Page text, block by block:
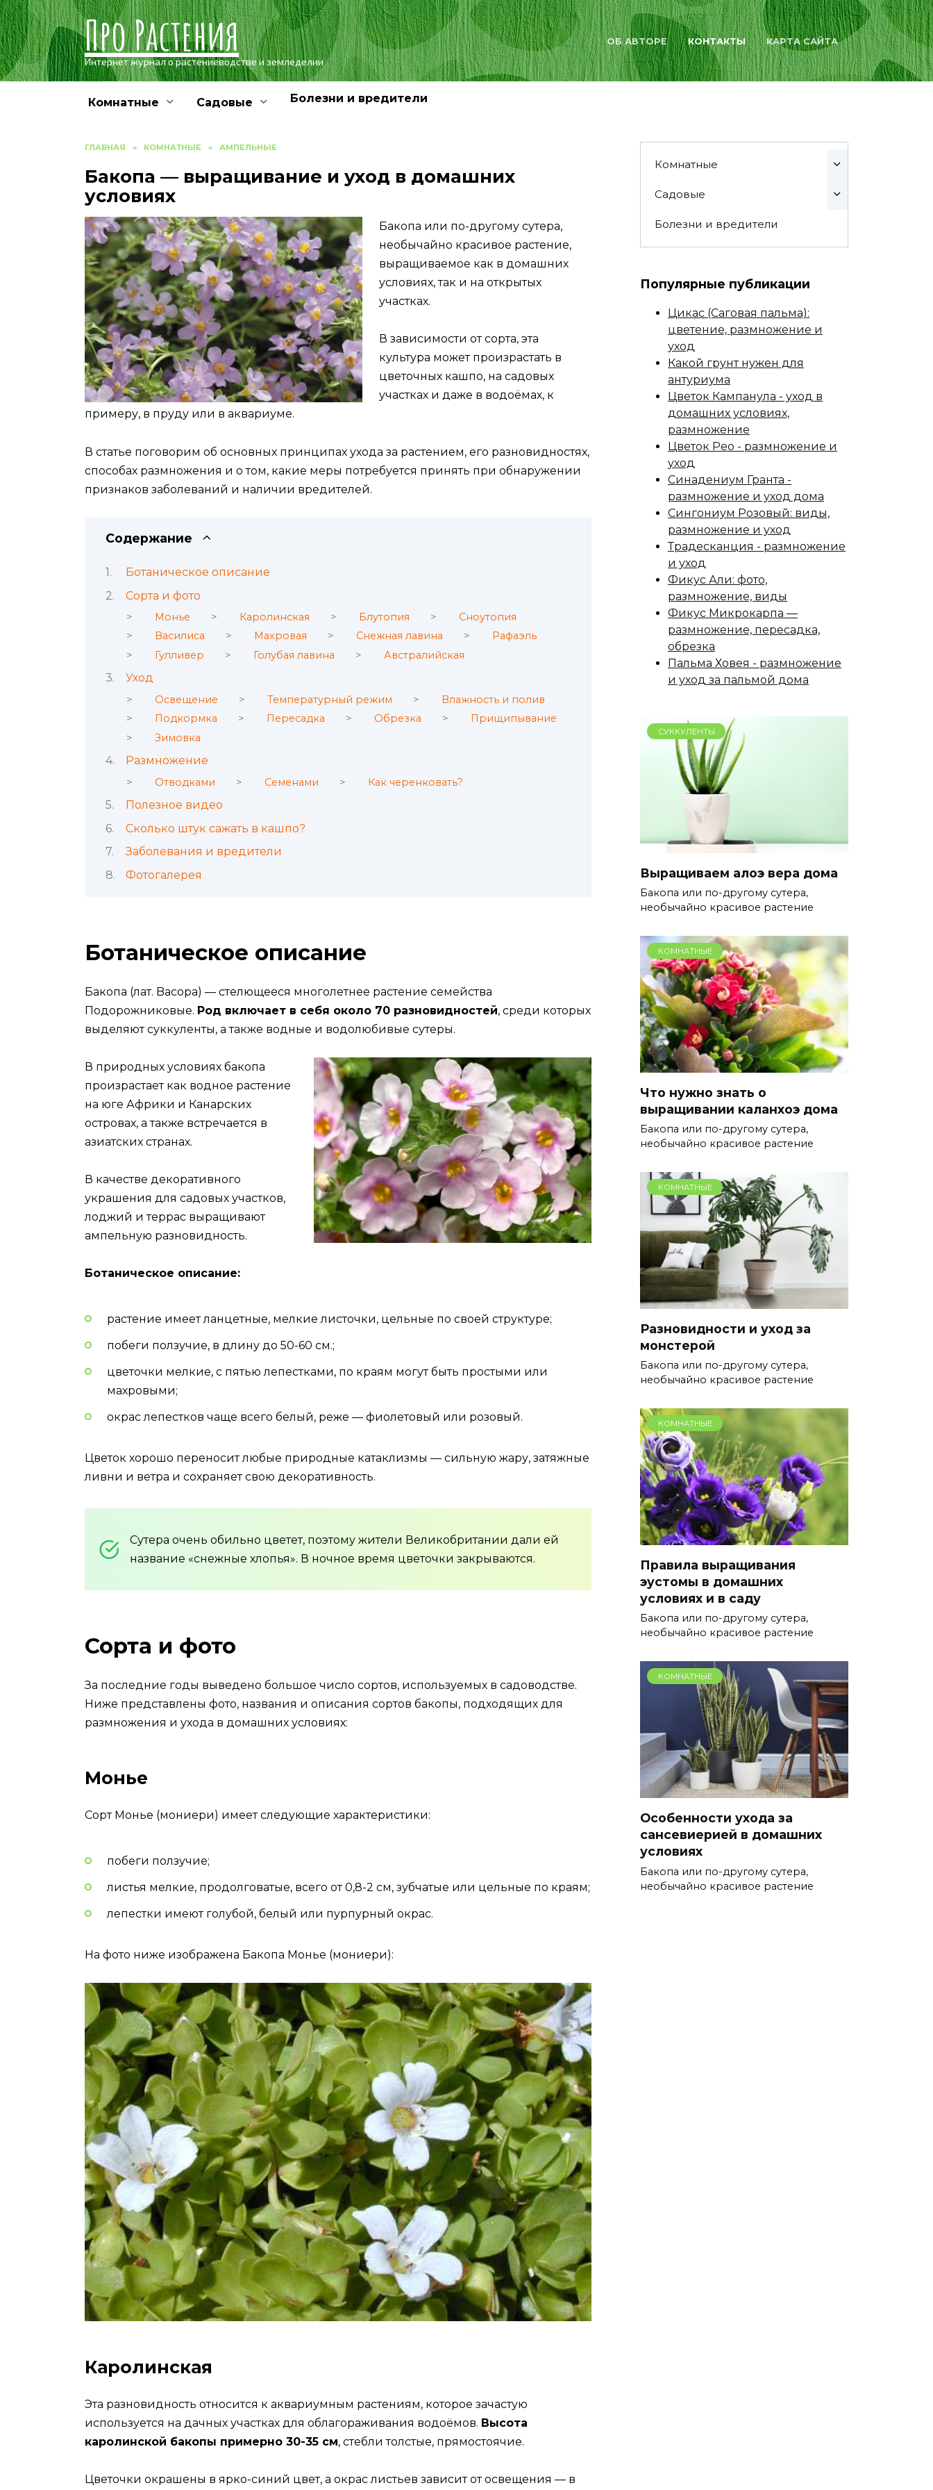
Skip
to
content
Про Растения
Интернет журнал о растениеводстве и земледелии
ОБ АВТОРЕ КОНТАКТЫ КАРТА САЙТА
Комнатные Садовые Болезни и вредители
ГЛАВНАЯ » КОМНАТНЫЕ » АМПЕЛЬНЫЕ
Бакопа — выращивание и уход в домашних
условиях
Бакопа или по-другому сутера,
необычайно красивое растение,
выращиваемое как в домашних
условиях, так и на открытых
участках.
В зависимости от сорта, эта
культура может произрастать в
цветочных кашпо, на садовых
участках и даже в водоёмах, к
примеру, в пруду или в аквариуме.
В статье поговорим об основных принципах ухода за растением, его разновидностях,
способах размножения и о том, какие меры потребуется принять при обнаружении
признаков заболеваний и наличии вредителей.
Содержание
Ботаническое описание
Сорта и фото
Монье Каролинская Блутопия
Сноутопия
Василиса
Махровая Снежная лавина
Рафаэль
Гулливер
Голубая лавина Австралийская
Уход
Освещение Температурный режим
Влажность и полив
Подкормка
Пересадка Обрезка
Прищипывание
Зимовка
Размножение
Отводками Семенами Как черенковать?
Полезное видео
Сколько штук сажать в кашпо?
Заболевания и вредители
Фотогалерея
Ботаническое описание
Бакопа (лат. Bacopa) — стелющееся многолетнее растение семейства
Подорожниковые. Род включает в себя около 70 разновидностей, среди которых
выделяют суккуленты, а также водные и водолюбивые сутеры.
В природных условиях бакопа
произрастает как водное растение
на юге Африки и Канарских
островах, а также встречается в
азиатских странах.
В качестве декоративного
украшения для садовых участков,
лоджий и террас выращивают
ампельную разновидность.
Ботаническое описание:
растение имеет ланцетные, мелкие листочки, цельные по своей структуре;
побеги ползучие, в длину до 50-60 см.;
цветочки мелкие, с пятью лепестками, по краям могут быть простыми или
махровыми;
окрас лепестков чаще всего белый, реже — фиолетовый или розовый.
Цветок хорошо переносит любые природные катаклизмы — сильную жару, затяжные
ливни и ветра и сохраняет свою декоративность.
Сутера очень обильно цветет, поэтому жители Великобритании дали ей
название «снежные хлопья». В ночное время цветочки закрываются.
Сорта и фото
За последние годы выведено большое число сортов, используемых в садоводстве.
Ниже представлены фото, названия и описания сортов бакопы, подходящих для
размножения и ухода в домашних условиях:
Монье
Сорт Монье (мониери) имеет следующие характеристики:
побеги ползучие;
листья мелкие, продолговатые, всего от 0,8-2 см, зубчатые или цельные по краям;
лепестки имеют голубой, белый или пурпурный окрас.
На фото ниже изображена Бакопа Монье (мониери):
Каролинская
Эта разновидность относится к аквариумным растениям, которое зачастую
используется на дачных участках для облагораживания водоёмов. Высота
каролинской бакопы примерно 30-35 см, стебли толстые, прямостоячие.
Цветочки окрашены в ярко-синий цвет, а окрас листьев зависит от освещения — в
Комнатные
Садовые
Болезни и вредители
Популярные публикации
Цикас (Саговая пальма):
цветение, размножение и
уход
Какой грунт нужен для
антуриума
Цветок Кампанула - уход в
домашних условиях,
размножение
Цветок Рео - размножение и
уход
Синадениум Гранта -
размножение и уход дома
Сингониум Розовый: виды,
размножение и уход
Традесканция - размножение
и уход
Фикус Али: фото,
размножение, виды
Фикус Микрокарпа —
размножение, пересадка,
обрезка
Пальма Ховея - размножение
и уход за пальмой дома
СУККУЛЕНТЫ
Выращиваем алоэ вера дома
Бакопа или по-другому сутера,
необычайно красивое растение
КОМНАТНЫЕ
Что нужно знать о
выращивании каланхоэ дома
Бакопа или по-другому сутера,
необычайно красивое растение
КОМНАТНЫЕ
Разновидности и уход за
монстерой
Бакопа или по-другому сутера,
необычайно красивое растение
КОМНАТНЫЕ
Правила выращивания
эустомы в домашних
условиях и в саду
Бакопа или по-другому сутера,
необычайно красивое растение
КОМНАТНЫЕ
Особенности ухода за
сансевиерией в домашних
условиях
Бакопа или по-другому сутера,
необычайно красивое растение